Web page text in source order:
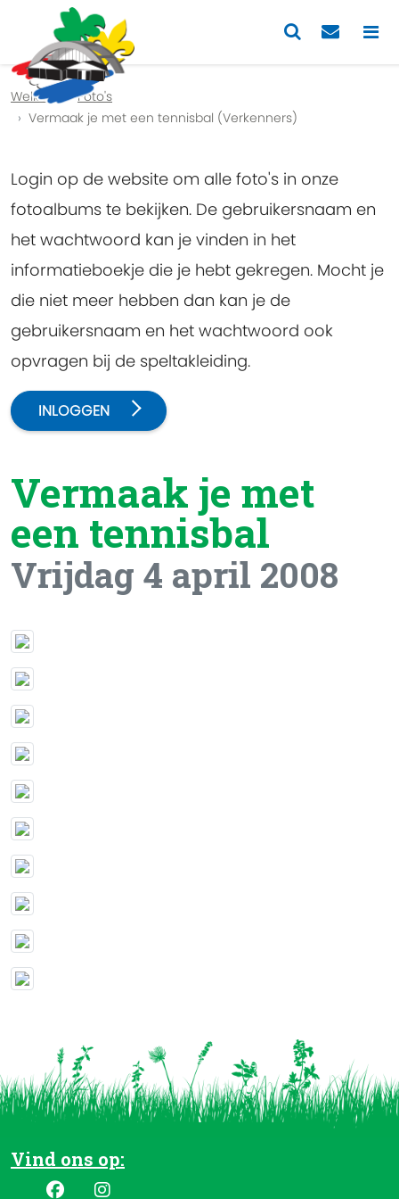
Previous
Welkom
Foto's
Vermaak je met een tennisbal (Verkenners)
Login op de website om alle foto's in onze
fotoalbums te bekijken. De gebruikersnaam en
het wachtwoord kan je vinden in het
informatieboekje die je hebt gekregen. Mocht je
die niet meer hebben dan kan je de
gebruikersnaam en het wachtwoord ook
opvragen bij de speltakleiding.
INLOGGEN
Vermaak je met
een tennisbal
Vrijdag 4 april 2008
Vind ons op: